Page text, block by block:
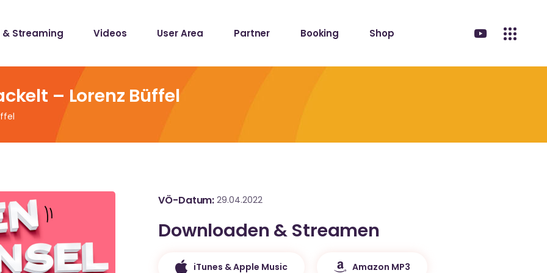
& Streaming Videos User Area Partner Booking Shop
– Lorenz Büffel
VÖ-Datum 29.04.2022
Downloaden & Streamen
iTunes & Apple Music Amazon MP3